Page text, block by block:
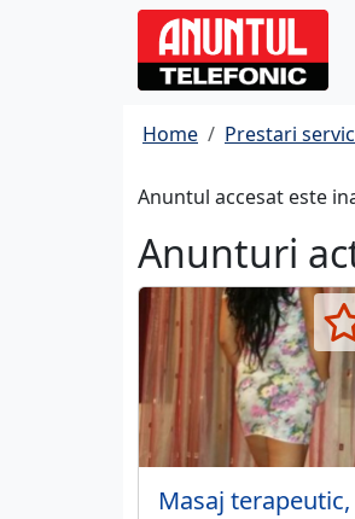
Home Prestari
Anuntul accesat este
Anunturi
Masaj terapeutic,